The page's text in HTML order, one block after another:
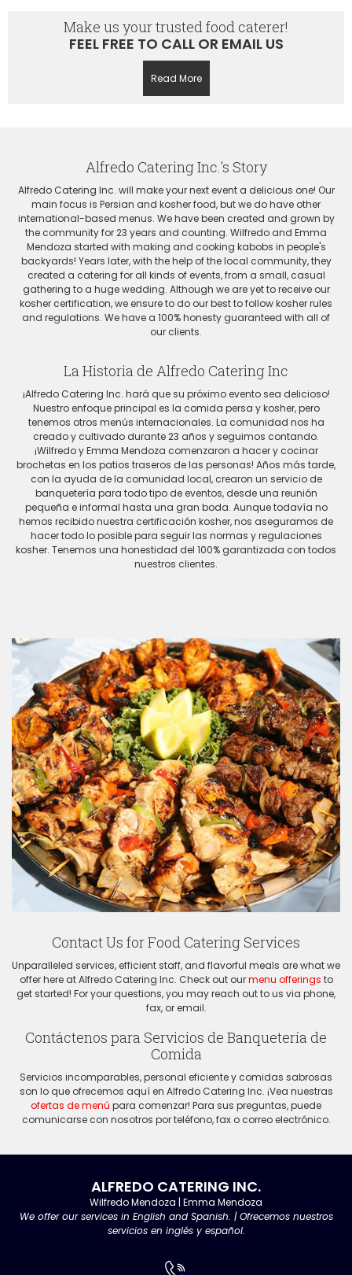
Make us your trusted food caterer!
FEEL FREE TO CALL OR EMAIL US
Read More
Alfredo Catering Inc.'s Story
Alfredo Catering Inc. will make your next event a delicious one! Our
main focus is Persian and kosher food, but we do have other
international-based menus. We have been created and grown by
the community for 23 years and counting. Wilfredo and Emma
Mendoza started with making and cooking kabobs in people's
backyards! Years later, with the help of the local community, they
created a catering for all kinds of events, from a small, casual
gathering to a huge wedding. Although we are yet to receive our
kosher certification, we ensure to do our best to follow kosher rules
and regulations. We have a 100% honesty guaranteed with all of
our clients.
La Historia de Alfredo Catering Inc
¡Alfredo Catering Inc. hará que su próximo evento sea delicioso!
Nuestro enfoque principal es la comida persa y kosher, pero
tenemos otros menús internacionales. La comunidad nos ha
creado y cultivado durante 23 años y seguimos contando.
¡Wilfredo y Emma Mendoza comenzaron a hacer y cocinar
brochetas en los patios traseros de las personas! Años más tarde,
con la ayuda de la comunidad local, crearon un servicio de
banquetería para todo tipo de eventos, desde una reunión
pequeña e informal hasta una gran boda. Aunque todavía no
hemos recibido nuestra certificación kosher, nos aseguramos de
hacer todo lo posible para seguir las normas y regulaciones
kosher. Tenemos una honestidad del 100% garantizada con todos
nuestros clientes.
Contact Us for Food Catering Services
Unparalleled services, efficient staff, and flavorful meals are what we
offer here at Alfredo Catering Inc. Check out ourmenu offerings to
get started! For your questions, you may reach out to us via phone,
fax, or email.
Contáctenos para Servicios de Banquetería de
Comida
Servicios incomparables, personal eficiente y comidas sabrosas
son lo que ofrecemos aquí en Alfredo Catering Inc. ¡Vea nuestras
ofertas de menú para comenzar! Para sus preguntas, puede
comunicarse con nosotros por teléfono, fax o correo electrónico.
ALFREDO CATERING INC.
Wilfredo Mendoza | Emma Mendoza
We offer our services in English and Spanish. | Ofrecemos nuestros
servicios en inglés y español.